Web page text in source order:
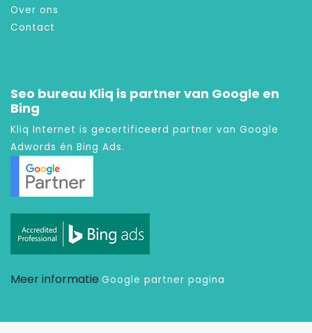
Over ons
Contact
Seo bureau Kliq is partner van Google en
Bing
Kliq Internet is gecertificeerd partner van Google
Adwords én Bing Ads.
Meer informatie Google partner pagina